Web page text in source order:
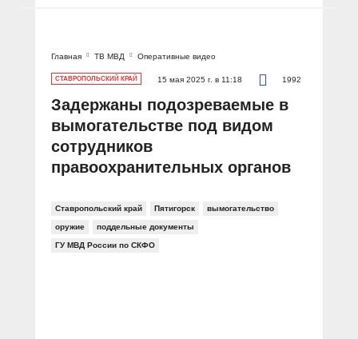
Главная ТВ МВД Оперативные видео
СТАВРОПОЛЬСКИЙ КРАЙ 15 мая 2025 г. в 11:18 1992
Задержаны подозреваемые в
вымогательстве под видом
сотрудников
правоохранительных органов
Ставропольский край Пятигорск вымогательство
оружие поддельные документы
ГУ МВД России по СКФО